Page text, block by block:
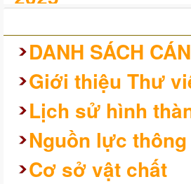
KHÓA LUẬN/
CAO ĐẲNG SƯ
QUY KHÓA 2021 –
DANH SÁCH
Giới thiệu Thư
Lịch sử hình
Nguồn lực
Cơ sở vật chất